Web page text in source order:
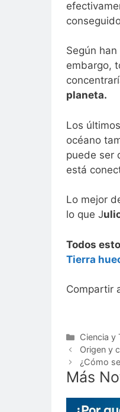
Según
embargo,
planeta.
Los
océano
puede ser
está
Lo mejor
lo que J
Todos
Tierra
Compartir
Ciencia y
Origen y
¿Cómo
Más